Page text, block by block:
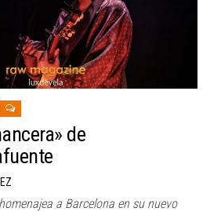
de
a Barcelona en su nuevo